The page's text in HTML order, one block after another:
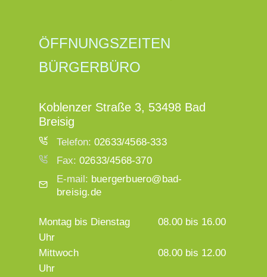
ÖFFNUNGSZEITEN
BÜRGERBÜRO
Koblenzer Straße 3, 53498 Bad
Breisig
Telefon: 02633/4568-333
Fax: 02633/4568-370
E-mail: buergerbuero@bad-
breisig.de
Montag bis Dienstag
08.00 bis 16.00
Uhr
Mittwoch
08.00 bis 12.00
Uhr